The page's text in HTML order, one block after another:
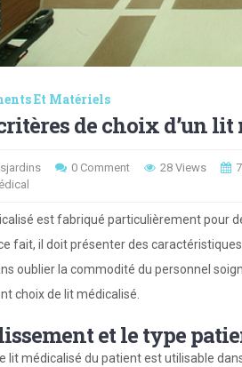
Et Matériels
de choix d’un lit
0 Comment 28 Views
est fabriqué particulièrement pour
fait, il doit présenter des
oublier la commodité du personnel
choix de lit médicalisé.
et le type
lit médicalisé du patient est utilisable